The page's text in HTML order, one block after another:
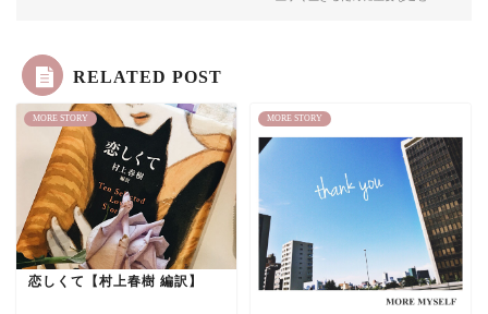
RELATED POST
MORE STORY
恋しくて【村上春樹 編訳】
MORE STORY